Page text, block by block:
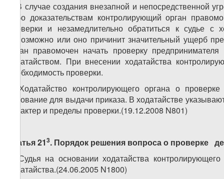
2. В случае создания внезапной и непосредственной
либо доказательствам контролирующий орган
проверки и незамедлительно обратиться к судье с
невозможно или оно причинит значительный ущерб
орган правомочен начать проверку
ходатайством. При внесении ходатайства
необходимость проверки.
3. Ходатайство контролирующего органа о
основание для выдачи приказа. В ходатайстве
характер и пределы проверки.(19.12.2008 N801)
Статья 213. Порядок решения вопроса о проверке
1. Судья на основании ходатайства
ходатайства.(24.06.2005 N1800)